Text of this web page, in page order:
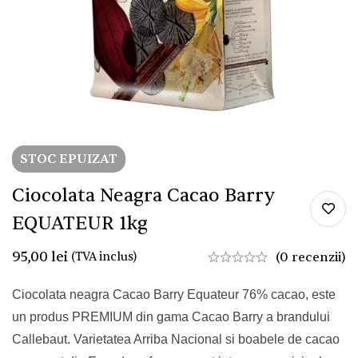
STOC EPUIZAT
Ciocolata Neagra Cacao Barry
EQUATEUR 1kg
95,00 lei (TVA inclus) (0 recenzii)
Ciocolata neagra Cacao Barry Equateur 76% cacao, este
un produs PREMIUM din gama Cacao Barry a brandului
Callebaut. Varietatea Arriba Nacional si boabele de cacao